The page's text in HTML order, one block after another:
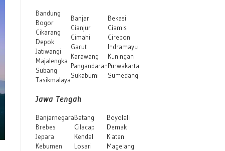
Bandung
Bogor
Cikarang
Depok
Jatiwangi
Majalengka
Subang
Tasikmalaya
Banjar
Cianjur
Cimahi
Garut
Karawang
Pangandaran
Sukabumi
Bekasi
Ciamis
Cirebon
Indramayu
Kuningan
Purwakarta
Sumedang
Jawa Tengah
Banjarnegara
Brebes
Jepara
Kebumen
Batang
Cilacap
Kendal
Losari
Boyolali
Demak
Klaten
Magelang